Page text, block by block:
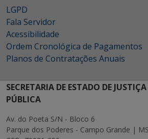
LGPD
Fala Servidor
Acessibilidade
Ordem Cronológica de Pagamentos
Planos de Contratações Anuais
SECRETARIA DE ESTADO DE
PÚBLICA
Av. do Poeta S/N - Bloco 6
Parque dos Poderes - Campo Grande | MS